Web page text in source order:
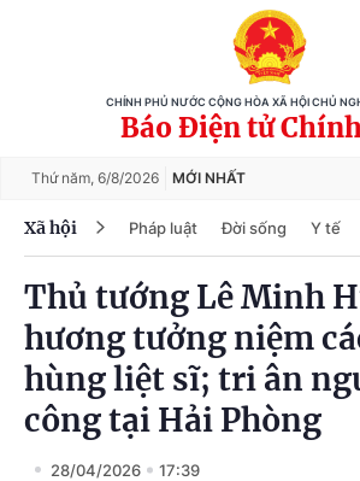
CHÍNH PHỦ NƯỚC CỘNG HÒA XÃ HỘI CHỦ
Báo Điện tử
Thứ năm, 6/8/2026 MỚI NHẤT
Xã hội Pháp luật Đời sống Y tế
Thủ tướng Lê Minh
hương tưởng niệm
hùng liệt sĩ; tri ân
công tại Hải Phòng
28/04/2026 17:39